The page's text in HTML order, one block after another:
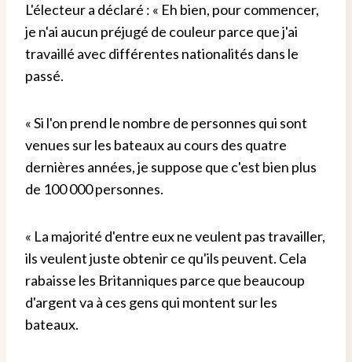
L'électeur a déclaré : « Eh bien, pour commencer,
je n'ai aucun préjugé de couleur parce que j'ai
travaillé avec différentes nationalités dans le
passé.
« Si l'on prend le nombre de personnes qui sont
venues sur les bateaux au cours des quatre
dernières années, je suppose que c'est bien plus
de 100 000 personnes.
« La majorité d'entre eux ne veulent pas travailler,
ils veulent juste obtenir ce qu'ils peuvent. Cela
rabaisse les Britanniques parce que beaucoup
d'argent va à ces gens qui montent sur les
bateaux.